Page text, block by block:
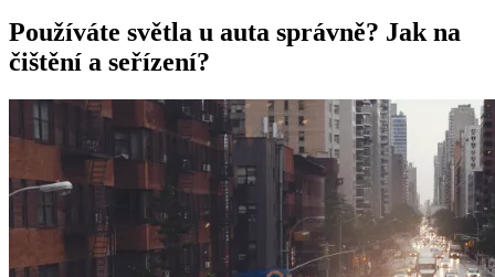
Používáte světla u auta správně? Jak na
čištění a seřízení?